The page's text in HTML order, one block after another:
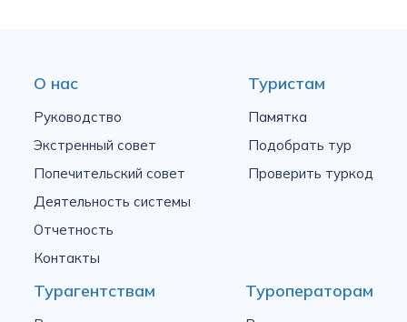
О нас
Руководство
Экстренный совет
Попечительский совет
Деятельность системы
Отчетность
Контакты
Туристам
Памятка
Подобрать тур
Проверить туркод
Турагентствам Туроператорам